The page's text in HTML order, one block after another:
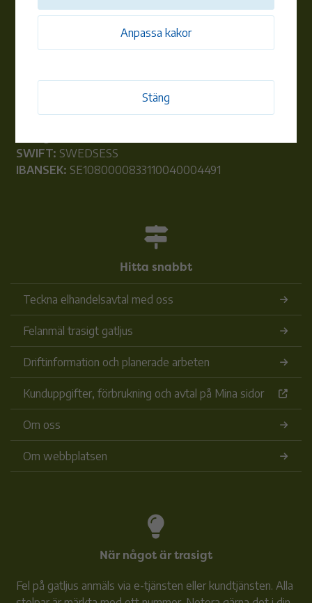
Organisationsnummer:556179-6508
SWIFT: SWEDSESS
IBANSEK: SE1080000833110040004491
Hitta snabbt
Teckna elhandelsavtal med oss
Felanmäl trasigt gatljus
Driftinformation och planerade arbeten
Kunduppgifter, förbrukning och avtal på Mina sidor
Om oss
Om webbplatsen
När något är trasigt
Fel på gatljus anmäls via e-tjänsten eller kundtjänsten. Alla
Anpassa kakor
Stäng